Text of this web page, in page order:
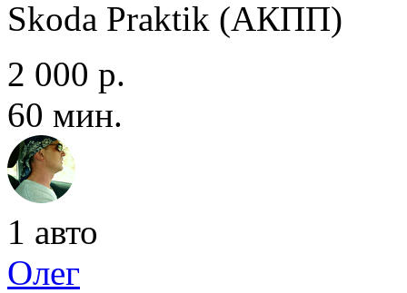
Skoda Praktik (АКПП)
2 000 р.
60 мин.
1 авто
Олег